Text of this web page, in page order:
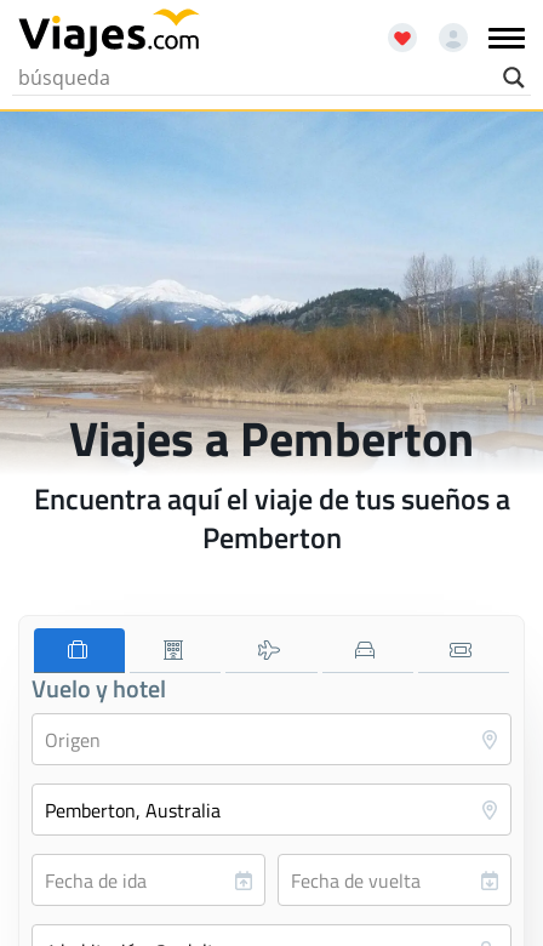
Viajes a Pemberton
Encuentra aquí el viaje de tus sueños a
Pemberton
Vuelo y hotel